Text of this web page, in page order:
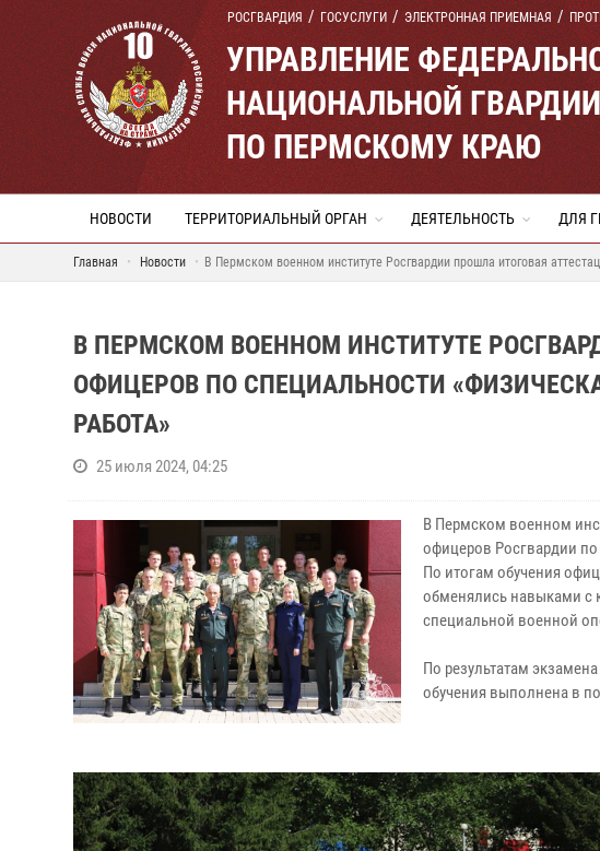
РОСГВАРДИЯ ГОСУСЛУГИ ЭЛЕКТРОННАЯ ПРИЕМНАЯ
УПРАВЛЕНИЕ
НАЦИОНАЛЬНОЙ
ПО ПЕРМСКОМУ КРАЮ
НОВОСТИ ТЕРРИТОРИАЛЬНЫЙ ОРГАН ДЕЯТЕЛЬНОСТЬ ДЛЯ
Главная Новости В Пермском военном институте Росгвардии прошла итоговая
В ПЕРМСКОМ ВОЕННОМ ИНСТИТУТЕ
ОФИЦЕРОВ ПО СПЕЦИАЛЬНОСТИ
РАБОТА»
25 июля 2024, 04:25
В Пермском военном
офицеров Росгвардии по
По итогам обучения
обменялись навыками с
специальной военной
По результатам
обучения выполнена в